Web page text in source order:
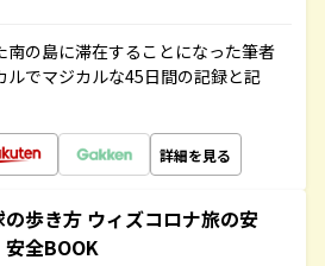
南の島に滞在することになった筆者
ルでマジカルな45日間の記録と記
詳細を見る
の歩き方 ウィズコロナ旅の安
安全BOOK